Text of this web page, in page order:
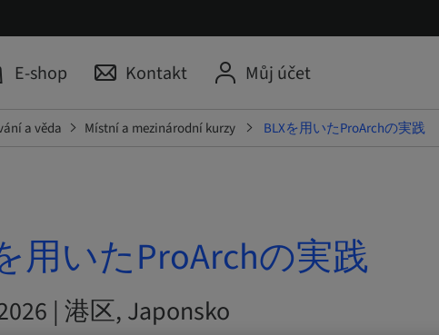
E-shop Kontakt Můj účet
a věda Místní a mezinárodní kurzy BLXを用いたProArchの実践
用いたProArchの実践
| 港区, Japonsko